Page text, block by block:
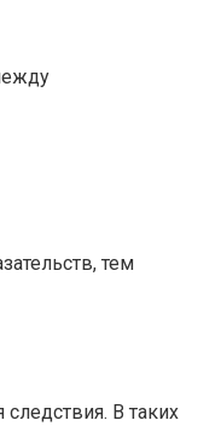
тем
В таких